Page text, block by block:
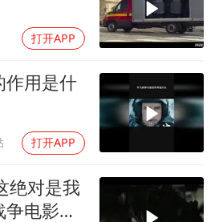
陕西省委书记赶赴柞水县杏坪镇
女孩摆摊卖菌子时收到北大通知书
改名后的“青海拉面”店
东方之约 相约未来
打开APP
作用是什
打开APP
绝对是我
电影，